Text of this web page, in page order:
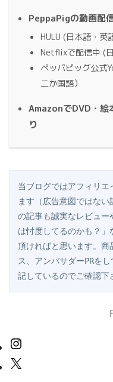
PeppaPigの動画配
HULU (日本語・英
Netflixで配信中 (
ペッパピッグ公式
二か国語）
AmazonでDVD・絵
り
当ブログではアフィリ
ます（広告意図ではな
の記事も誠実なレビュ
は忖度してるのかも？
頂ければと思います。商
ス、アンバサダーPRを
記しているのでご確認下